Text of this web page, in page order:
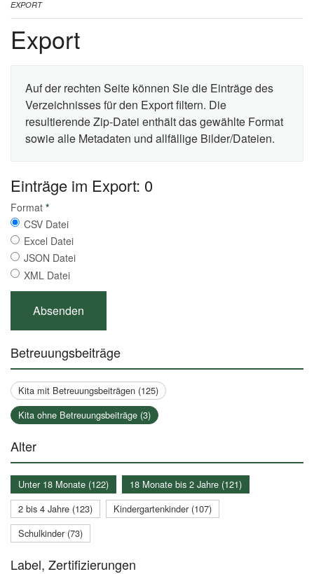
EXPORT
Export
Auf der rechten Seite können Sie die Einträge des
Verzeichnisses für den Export filtern. Die
resultierende Zip-Datei enthält das gewählte Format
sowie alle Metadaten und allfällige Bilder/Dateien.
Einträge im Export: 0
Format *
CSV Datei
Excel Datei
JSON Datei
XML Datei
Betreuungsbeiträge
Kita mit Betreuungsbeiträgen (125)
Kita ohne Betreuungsbeiträge (3)
Alter
Unter 18 Monate (122)
18 Monate bis 2 Jahre (121)
2 bis 4 Jahre (123)
Kindergartenkinder (107)
Schulkinder (73)
Label, Zertifizierungen